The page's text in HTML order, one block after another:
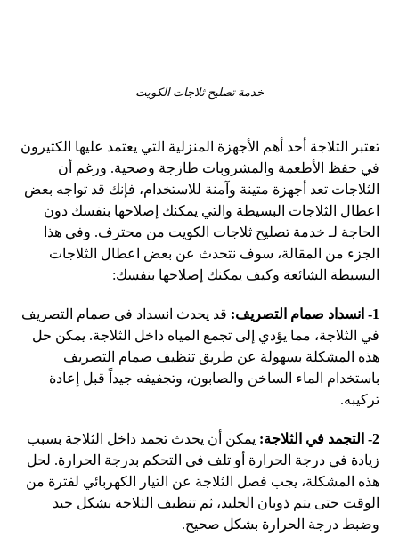
خدمة تصليح ثلاجات الكويت
تعتبر الثلاجة أحد أهم الأجهزة المنزلية التي يعتمد عليها الكثيرون
في حفظ الأطعمة والمشروبات طازجة وصحية. ورغم أن
الثلاجات تعد أجهزة متينة وآمنة للاستخدام، فإنك قد تواجه بعض
اعطال الثلاجات البسيطة والتي يمكنك إصلاحها بنفسك دون
الحاجة لـ خدمة تصليح ثلاجات الكويت من محترف. وفي هذا
الجزء من المقالة، سوف نتحدث عن بعض اعطال الثلاجات
البسيطة الشائعة وكيف يمكنك إصلاحها بنفسك:
1- انسداد صمام التصريف:
قد يحدث انسداد في صمام التصريف
في الثلاجة، مما يؤدي إلى تجمع المياه داخل الثلاجة. يمكن حل
هذه المشكلة بسهولة عن طريق تنظيف صمام التصريف
باستخدام الماء الساخن والصابون، وتجفيفه جيداً قبل إعادة
تركيبه.
2- التجمد في الثلاجة:
يمكن أن يحدث تجمد داخل الثلاجة بسبب
زيادة في درجة الحرارة أو تلف في التحكم بدرجة الحرارة. لحل
هذه المشكلة، يجب فصل الثلاجة عن التيار الكهربائي لفترة من
الوقت حتى يتم ذوبان الجليد، ثم تنظيف الثلاجة بشكل جيد
وضبط درجة الحرارة بشكل صحيح.